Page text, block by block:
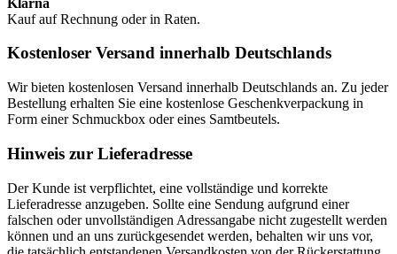
Kauf auf Rechnung oder in Raten.
Kostenloser Versand innerhalb Deutschlands
Wir bieten kostenlosen Versand innerhalb Deutschlands an. Zu jeder
Bestellung erhalten Sie eine kostenlose Geschenkverpackung in
Form einer Schmuckbox oder eines Samtbeutels.
Hinweis zur Lieferadresse
Der Kunde ist verpflichtet, eine vollständige und korrekte
Lieferadresse anzugeben. Sollte eine Sendung aufgrund einer
falschen oder unvollständigen Adressangabe nicht zugestellt werden
können und an uns zurückgesendet werden, behalten wir uns vor,